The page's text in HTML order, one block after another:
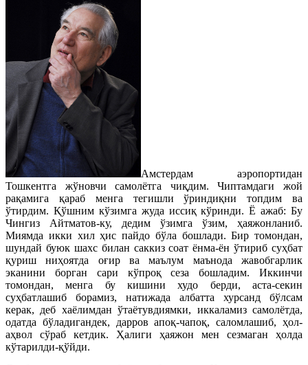
Амстердам аэропортидан
Тошкентга жўновчи самолётга чиқдим. Чиптамдаги жой
рақамига қараб менга тегишли ўриндиқни топдим ва
ўтирдим. Қўшним кўзимга жуда иссиқ кўринди. Ё ажаб: Бу
Чингиз Айтматов-ку, дедим ўзимга ўзим, ҳаяжонланиб.
Миямда икки хил ҳис пайдо бўла бошлади. Бир томондан,
шундай буюк шахс билан саккиз соат ёнма-ён ўтириб суҳбат
қуриш ниҳоятда оғир ва маълум маънода жавобгарлик
эканини борган сари кўпроқ сеза бошладим. Иккинчи
томондан, менга бу кишини худо берди, аста-секин
суҳбатлашиб борамиз, натижада албатта хурсанд бўлсам
керак, деб хаёлимдан ўтаётувдиямки, иккаламиз самолётда,
одатда бўладигандек, дарров апоқ-чапоқ, саломлашиб, ҳол-
аҳвол сўраб кетдик. Ҳалиги ҳаяжон мен сезмаган ҳолда
кўтарилди-қўйди.